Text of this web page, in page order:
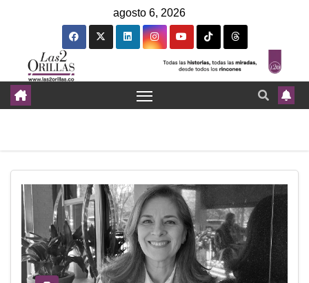
agosto 6, 2026